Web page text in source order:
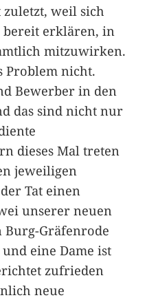
weil sich
erklären, in
mitzuwirken.
Problem nicht.
Bewerber in den
das sind nicht nur
dieses Mal treten
jeweiligen
Tat einen
unserer neuen
Burg-Gräfenrode
eine Dame ist
zufrieden
neue